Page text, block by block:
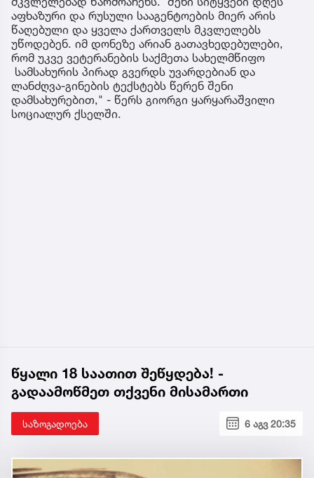
აფხაზური და რუსული სააგენტოების მიერ არის
წაღებული და ყველა ქართველს მკვლელებს
უწოდებენ. იმ დონეზე არიან გათავხედებულები,
რომ უკვე ვეტერანების საქმეთა სახელმწიფო
სამსახურის პირად გვერდს უვარდებიან და
ლანძღვა-გინების ტექსტებს წერენ შენი
დამსახურებით," - წერს გიორგი ყარყარაშვილი
სოციალურ ქსელში.
წყალი 18 საათით შეწყდება! -
გადაამოწმეთ თქვენი მისამართი
საზოგადოება 6 აგვ 20:35